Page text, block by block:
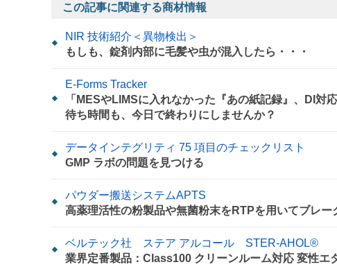
この記事に関連する商材情報
NIR 技術紹介＜異物検出＞
もしも、錠剤内部に毛髪や虫が混入したら・・・
E-Forms Tracker
「MESやLIMSに入れなかった『あの紙記録』、DI
待ち時間も、今日で終わりにしませんか？
データインテグリティ 75 項目のチェックリスト
GMP ラボの問題を見つける
パウダー搬送システムAPTS
高薬理活性の粉製品や無菌粉末をRTPを用いてブレ
ベルテック社 ステア アルコール STER-AHOL®
業界定番製品：Class100 クリーンルーム対応 変性エ